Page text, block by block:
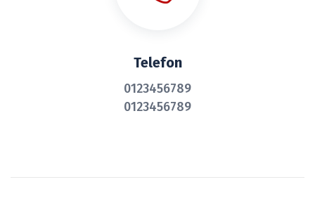
Telefon
0123456789
0123456789